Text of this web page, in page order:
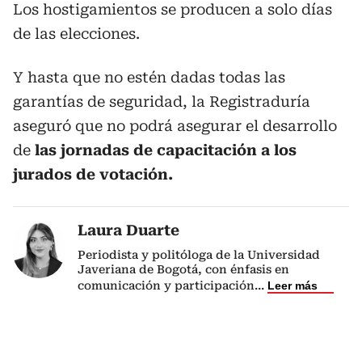
Los hostigamientos se producen a solo días
de las elecciones.
Y hasta que no estén dadas todas las
garantías de seguridad, la Registraduría
aseguró que no podrá asegurar el desarrollo
de las jornadas de capacitación a los
jurados de votación.
Laura Duarte
Periodista y politóloga de la Universidad
Javeriana de Bogotá, con énfasis en
comunicación y participación... Leer más